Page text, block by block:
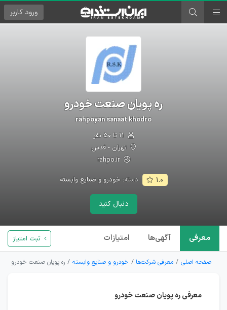
ورود کاربر
ره پویان صنعت خودرو
rahpoyan sanaat khodro
تهران - قدس
rahpo.ir
۱.۰ دسته: خودرو و صنایع وابسته
دنبال کنید
معرفی آگهی‌ها امتیازات ثبت امتیاز
صفحه اصلی معرفی شرکت‌ها خودرو و صنایع وابسته ره پویان صنعت خودرو
معرفی ره پویان صنعت خودرو